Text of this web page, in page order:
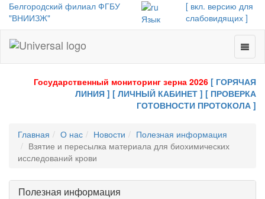
Белгородский филиал ФГБУ
"ВНИИЗЖ"
Язык
[ вкл. версию для
слабовидящих ]
-
Toggle
Государственный мониторинг зерна 2026 [ ГОРЯЧАЯ
ЛИНИЯ ] [ ЛИЧНЫЙ КАБИНЕТ ] [ ПРОВЕРКА
ГОТОВНОСТИ ПРОТОКОЛА ]
Главная О нас Новости
Полезная информация
Взятие и пересылка материала для биохимических
исследований крови
Полезная информация